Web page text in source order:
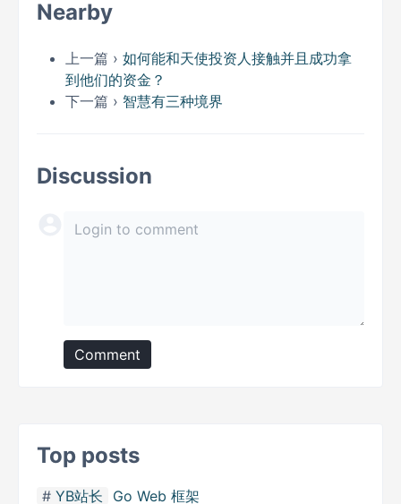
Nearby
上一篇 › 如何能和天使投资人接触并且成功拿
到他们的资金？
下一篇 › 智慧有三种境界
Discussion
Comment
Top posts
YB站长 Go Web 框架